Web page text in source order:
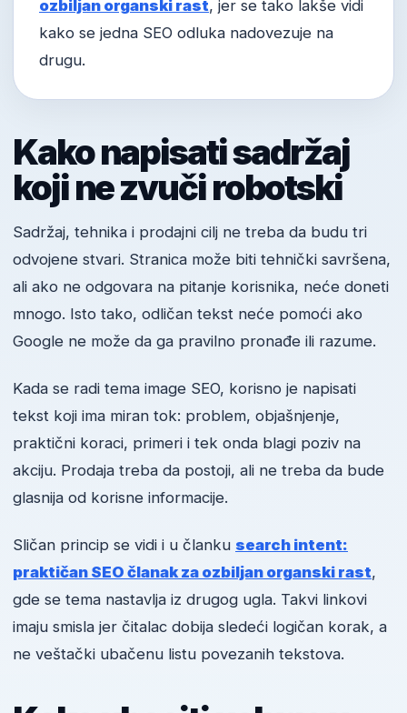
ozbiljan organski rast, jer se tako lakše vidi
kako se jedna SEO odluka nadovezuje na
drugu.
Kako napisati sadržaj
koji ne zvuči robotski
Sadržaj, tehnika i prodajni cilj ne treba da budu tri
odvojene stvari. Stranica može biti tehnički savršena,
ali ako ne odgovara na pitanje korisnika, neće doneti
mnogo. Isto tako, odličan tekst neće pomoći ako
Google ne može da ga pravilno pronađe ili razume.
Kada se radi tema image SEO, korisno je napisati
tekst koji ima miran tok: problem, objašnjenje,
praktični koraci, primeri i tek onda blagi poziv na
akciju. Prodaja treba da postoji, ali ne treba da bude
glasnija od korisne informacije.
Sličan princip se vidi i u članku search intent:
praktičan SEO članak za ozbiljan organski rast,
gde se tema nastavlja iz drugog ugla. Takvi linkovi
imaju smisla jer čitalac dobija sledeći logičan korak, a
ne veštački ubačenu listu povezanih tekstova.